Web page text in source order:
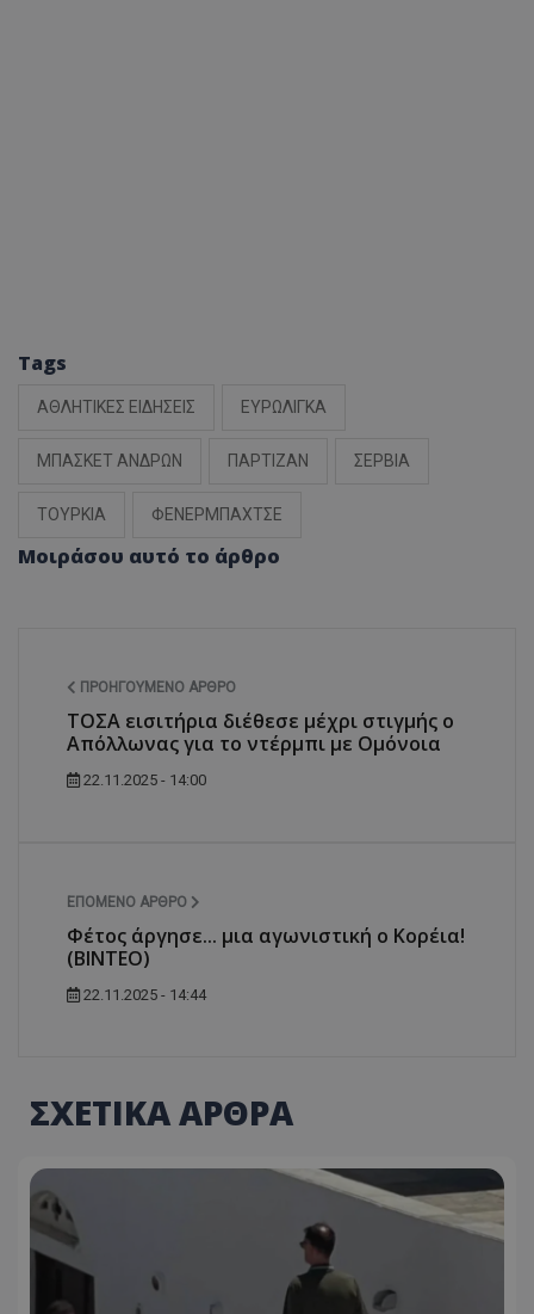
Tags
ΑΘΛΗΤΙΚΕΣ ΕΙΔΗΣΕΙΣ ΕΥΡΩΛΙΓΚΑ
ΜΠΑΣΚΕΤ ΑΝΔΡΩΝ ΠΑΡΤΙΖΑΝ ΣΕΡΒΙΑ
ΤΟΥΡΚΙΑ ΦΕΝΕΡΜΠΑΧΤΣΕ
Μοιράσου αυτό το άρθρο
ΠΡΟΗΓΟΎΜΕΝΟ ΆΡΘΡΟ
ΤΟΣΑ εισιτήρια διέθεσε μέχρι στιγμής ο
Απόλλωνας για το ντέρμπι με Ομόνοια
22.11.2025 - 14:00
ΕΠΌΜΕΝΟ ΆΡΘΡΟ
Φέτος άργησε... μια αγωνιστική ο Κορέια!
(ΒΙΝΤΕΟ)
22.11.2025 - 14:44
ΣΧΕΤΙΚΑ ΑΡΘΡΑ